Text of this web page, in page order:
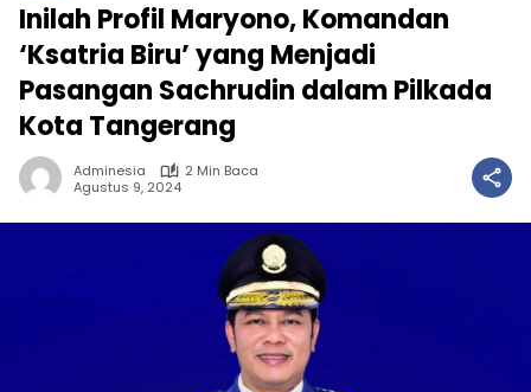
Inilah Profil Maryono, Komandan
‘Ksatria Biru’ yang Menjadi
Pasangan Sachrudin dalam Pilkada
Kota Tangerang
Adminesia
2 Min Baca
Agustus 9, 2024